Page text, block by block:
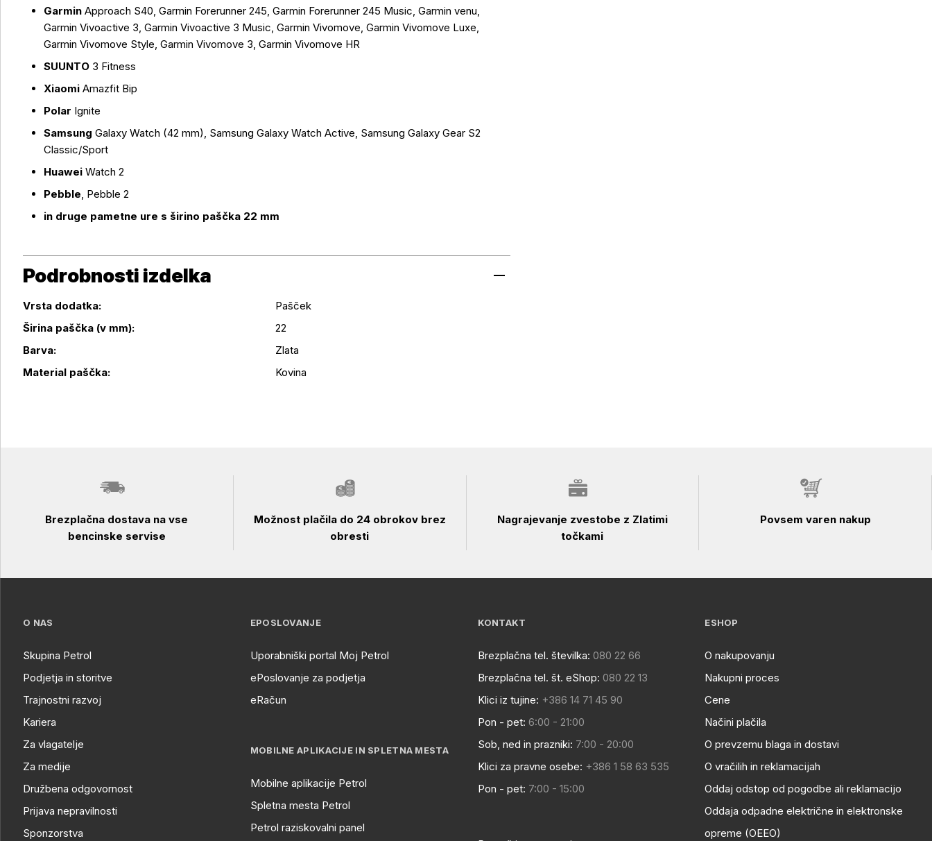
Garmin Approach S40, Garmin Forerunner 245, Garmin Forerunner 245 Music, Garmin venu,
Garmin Vivoactive 3, Garmin Vivoactive 3 Music, Garmin Vivomove, Garmin Vivomove Luxe,
Garmin Vivomove Style, Garmin Vivomove 3, Garmin Vivomove HR
SUUNTO 3 Fitness
Xiaomi Amazfit Bip
Polar Ignite
Samsung Galaxy Watch (42 mm), Samsung Galaxy Watch Active, Samsung Galaxy Gear S2
Classic/Sport
Huawei Watch 2
Pebble, Pebble 2
in druge pametne ure s širino paščka 22 mm
Podrobnosti izdelka
Podrobnosti izdelka
Vrsta dodatka:
Pašček
Širina paščka (v mm):
22
Barva:
Zlata
Material paščka:
Kovina
Brezplačna dostava na vse
bencinske servise
Možnost plačila do 24 obrokov brez
obresti
Nagrajevanje zvestobe z Zlatimi
točkami
Povsem varen nakup
O NAS
Skupina Petrol
Podjetja in storitve
Trajnostni razvoj
Kariera
Za vlagatelje
Za medije
Družbena odgovornost
Prijava nepravilnosti
Sponzorstva
EPOSLOVANJE
Uporabniški portal Moj Petrol
ePoslovanje za podjetja
eRačun
MOBILNE APLIKACIJE IN SPLETNA MESTA
Mobilne aplikacije Petrol
Spletna mesta Petrol
Petrol raziskovalni panel
KONTAKT
Brezplačna tel. številka: 080 22 66
Brezplačna tel. št. eShop: 080 22 13
Klici iz tujine: +386 14 71 45 90
Pon - pet: 6:00 - 21:00
Sob, ned in prazniki: 7:00 - 20:00
Klici za pravne osebe: +386 1 58 63 535
Pon - pet: 7:00 - 15:00
ESHOP
O nakupovanju
Nakupni proces
Cene
Načini plačila
O prevzemu blaga in dostavi
O vračilih in reklamacijah
Oddaj odstop od pogodbe ali reklamacijo
Oddaja odpadne električne in elektronske
opreme (OEEO)